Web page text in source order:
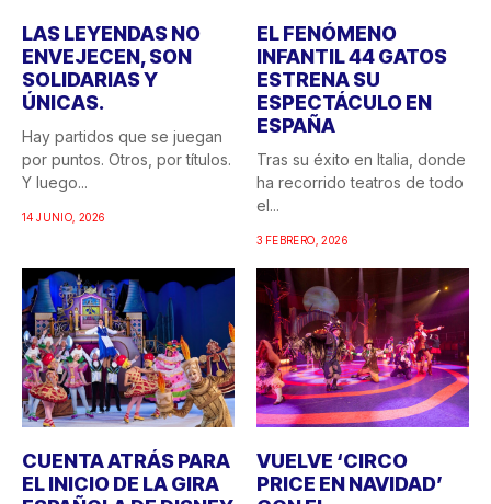
LAS LEYENDAS NO
ENVEJECEN, SON
SOLIDARIAS Y
ÚNICAS.
Hay partidos que se juegan
por puntos. Otros, por títulos.
Y luego...
14 JUNIO, 2026
EL FENÓMENO
INFANTIL 44 GATOS
ESTRENA SU
ESPECTÁCULO EN
ESPAÑA
Tras su éxito en Italia, donde
ha recorrido teatros de todo
el...
3 FEBRERO, 2026
CUENTA ATRÁS PARA
EL INICIO DE LA GIRA
VUELVE ‘CIRCO
PRICE EN NAVIDAD’